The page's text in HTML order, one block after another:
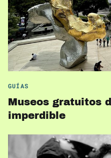
GUÍAS
Museos gratuitos
imperdible